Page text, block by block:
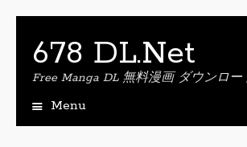
678 DL.Net
Free Manga DL 無料漫画 ダウンロー
Menu